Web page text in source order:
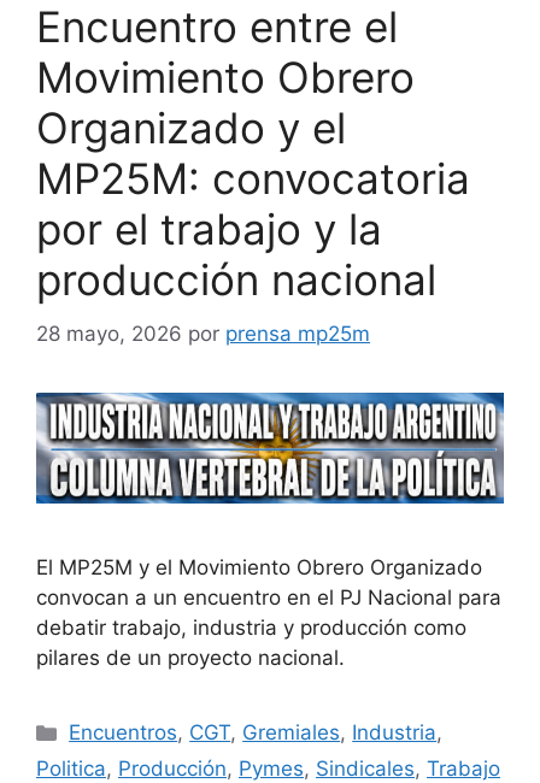
Encuentro entre el
Movimiento Obrero
Organizado y el
MP25M: convocatoria
por el trabajo y la
producción nacional
28 mayo, 2026 por prensa mp25m
El MP25M y el Movimiento Obrero Organizado
convocan a un encuentro en el PJ Nacional para
debatir trabajo, industria y producción como
pilares de un proyecto nacional.
Encuentros, CGT, Gremiales, Industria,
Politica, Producción, Pymes, Sindicales, Trabajo